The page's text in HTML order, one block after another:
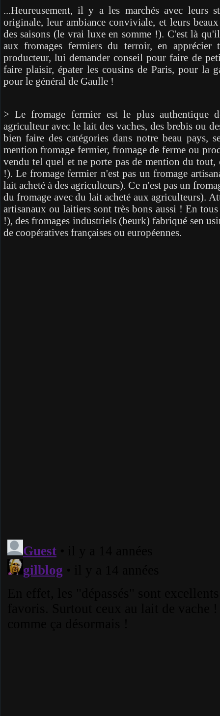
...Heureusement, il y a les marchés avec leurs
originale, leur ambiance conviviale, et leurs
des saisons (le vrai luxe en somme !). C'est là
aux fromages fermiers du terroir, en apprécier
producteur, lui demander conseil pour faire de
faire plaisir, épater les cousins de Paris, pour la
pour le général de Gaulle !
> Le fromage fermier est le plus authentique
agriculteur avec le lait des vaches, des brebis ou
bien faire des catégories dans notre beau
mention fromage fermier, fromage de ferme ou
vendu tel quel et ne porte pas de mention du
!). Le fromage fermier n'est pas un fromage
lait acheté à des agriculteurs). Ce n'est pas un
du fromage avec du lait acheté aux agriculteurs).
artisanaux ou laitiers sont très bons aussi ! En
!), des fromages industriels (beurk) fabriqué sen
de coopératives françaises ou européennes.